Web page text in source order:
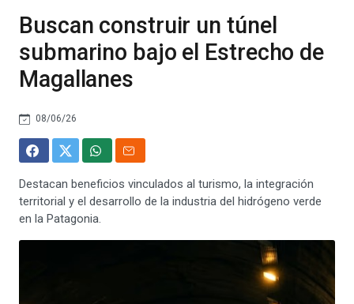
Buscan construir un túnel
submarino bajo el Estrecho de
Magallanes
08/06/26
Destacan beneficios vinculados al turismo, la integración
territorial y el desarrollo de la industria del hidrógeno verde
en la Patagonia.